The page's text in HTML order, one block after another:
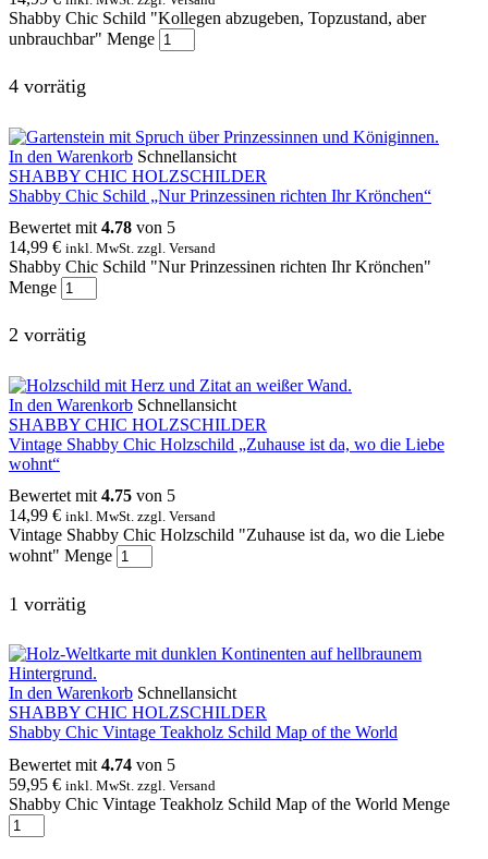
Shabby Chic Schild "Kollegen abzugeben, Topzustand, aber
unbrauchbar" Menge
4 vorrätig
In den Warenkorb Schnellansicht
SHABBY CHIC HOLZSCHILDER
Shabby Chic Schild „Nur Prinzessinen richten Ihr Krönchen“
Bewertet mit 4.78 von 5
14,99 € inkl. MwSt. zzgl. Versand
Shabby Chic Schild "Nur Prinzessinen richten Ihr Krönchen"
Menge
2 vorrätig
In den Warenkorb Schnellansicht
SHABBY CHIC HOLZSCHILDER
Vintage Shabby Chic Holzschild „Zuhause ist da, wo die Liebe
wohnt“
Bewertet mit 4.75 von 5
14,99 € inkl. MwSt. zzgl. Versand
Vintage Shabby Chic Holzschild "Zuhause ist da, wo die Liebe
wohnt" Menge
1 vorrätig
In den Warenkorb Schnellansicht
SHABBY CHIC HOLZSCHILDER
Shabby Chic Vintage Teakholz Schild Map of the World
Bewertet mit 4.74 von 5
59,95 € inkl. MwSt. zzgl. Versand
Shabby Chic Vintage Teakholz Schild Map of the World Menge